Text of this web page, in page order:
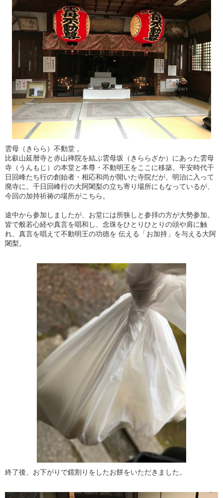
雲母（きらら）不動堂 。
比叡山延暦寺と赤山禅院を結ぶ雲母坂（きららざか）にあった雲母
寺（うんもじ）の本堂と本尊・不動明王をここに移築。平安時代千
日回峰たち行の創始者・相応和尚が開いた寺院だが、明治に入って
廃寺に。千日回峰行の大阿闍梨の立ち寄り場所にもなっているが、
今回の加持祈祷の場所がこちら。
途中から参加しましたが、お堂には所狭しと参拝の方が大勢参加。
皆で般若心経や真言を唱和し、念珠をひとりひとりの頭や肩に触
れ、真言を唱えて不動明王の功徳を 伝える「お加持」を与える大阿
闍梨。
終了後、お下がりで鏡割りをしたお餅をいただきました。